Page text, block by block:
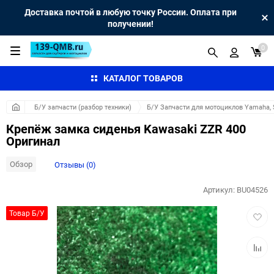
Доставка почтой в любую точку России. Оплата при
получении!
КАТАЛОГ ТОВАРОВ
0
Б/У запчасти (разбор техники) Б/У Запчасти для мотоциклов Yamaha,
Крепёж замка сиденья Kawasaki ZZR 400
Оригинал
Обзор Отзывы (0)
Товар Б/У
Артикул: BU04526